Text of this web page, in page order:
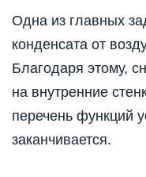
Одна из главных
конденсата от
Благодаря этому,
на внутренние
перечень функций
заканчивается.